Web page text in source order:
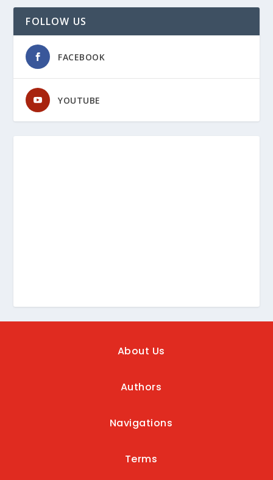
FOLLOW US
FACEBOOK
YOUTUBE
About Us
Authors
Navigations
Terms